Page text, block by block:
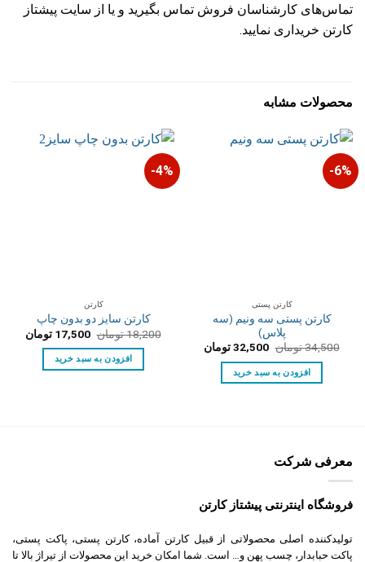
تماس‌های کارشناسان فروش تماس بگیرید و یا از سایت پیشتاز
کارتن خریداری نمایید.
محصولات مشابه
6%-
کارتن پستی
کارتن پستی سه ونیم (سه
پلاس)
34,500تومان قیمت
اصلی:
34,500 تومان
بود.
32,500 تومانقیمت
افزودن به سبد خرید
4%-
کارتن
کارتن سایز دو بدون چاپ
18,200تومان قیمت
اصلی:
18,200 تومان
بود.
17,500 تومانقیمت
افزودن به سبد خرید
معرفی شرکت
فروشگاه اینترنتی پیشتاز کارتن
تولیدکننده اصلی محصولاتی از قبیل کارتن آماده، کارتن پستی، پاکت پستی،
پاکت حبابدار، چسب پهن و… است. شما امکان خرید این محصولات از تیراژ بالا تا